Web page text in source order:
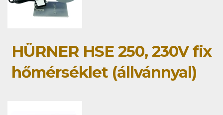
HÜRNER HSE 250, 230V fix
hőmérséklet (állvánnyal)